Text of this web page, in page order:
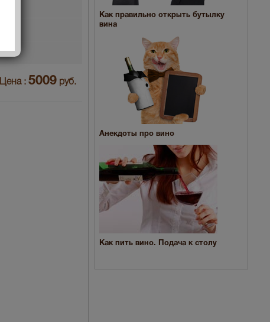
Цена : 5009 руб.
Как правильно открыть бутылку
вина
Анекдоты про вино
Как пить вино. Подача к столу